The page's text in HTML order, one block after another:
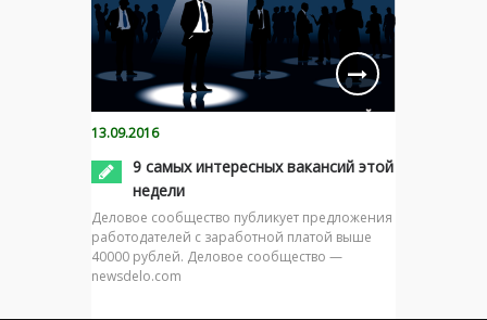
13.09.2016
9 самых интересных вакансий этой
недели
Деловое сообщество публикует предложения
работодателей с заработной платой выше
40000 рублей. Деловое сообщество —
newsdelo.com